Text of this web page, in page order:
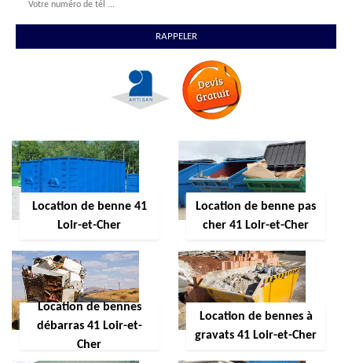
Location de benne 41
Loir-et-Cher
Location de benne pas
cher 41 Loir-et-Cher
Location de bennes
débarras 41 Loir-et-
Cher
Location de bennes à
gravats 41 Loir-et-Cher